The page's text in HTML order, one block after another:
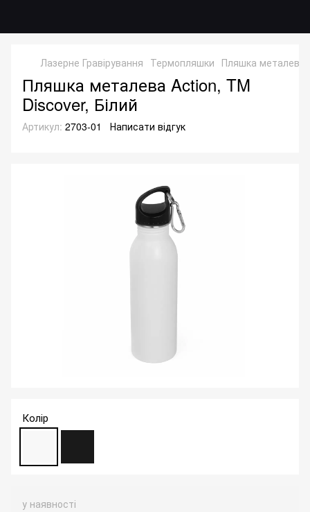
Лазерне Гравірування Термопляшки Пляшка металева
Пляшка металева Action, TM
Discover, Білий
Артикул: 2703-01 Написати відгук
Колір
у наявності